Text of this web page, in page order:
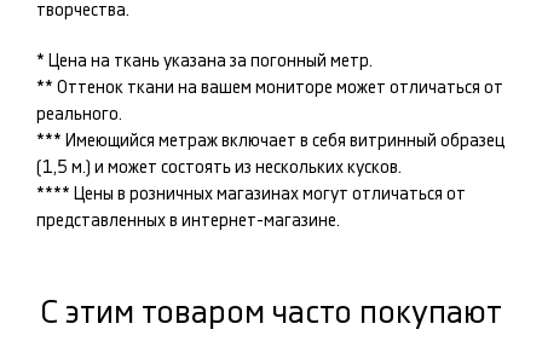
творчества.
* Цена на ткань указана за погонный метр.
** Оттенок ткани на вашем мониторе может отличаться от
реального.
*** Имеющийся метраж включает в себя витринный образец
(1,5 м.) и может состоять из нескольких кусков.
**** Цены в розничных магазинах могут отличаться от
представленных в интернет-магазине.
С этим товаром часто покупают